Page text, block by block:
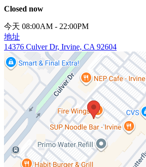
Closed now
今天 08:00AM - 22:00PM
地址
14376 Culver Dr, Irvine, CA 92604